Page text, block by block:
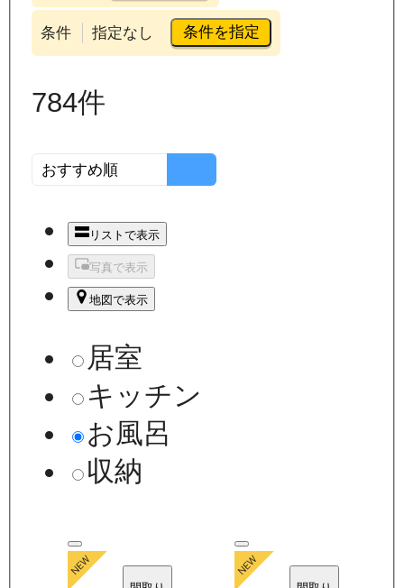
条件 指定なし 条件を指定
784件
リストで表示
写真で表示
地図で表示
居室
キッチン
お風呂
収納